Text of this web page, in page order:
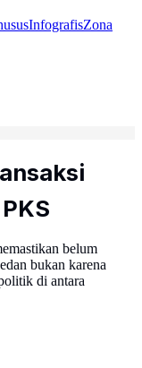
InfografisZona
belum
bukan karena
di antara